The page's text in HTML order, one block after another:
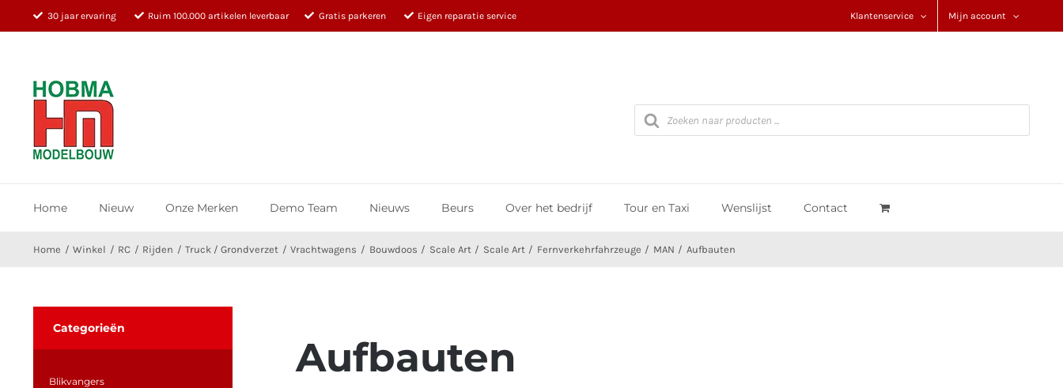
naar
30 jaar ervaring Ruim 100.000 artikelen leverbaar Gratis parkeren Eigen reparatie service Klantenservice Mijn account
Producten
zoeken
Home Nieuw Onze Merken Demo Team Nieuws Beurs Over het bedrijf Tour en Taxi Wenslijst Contact
Home Winkel RC Rijden Truck / Grondverzet Vrachtwagens Bouwdoos Scale Art Scale Art Fernverkehrfahrzeuge MAN Aufbauten
Aufbauten
Categorieën
Blikvangers